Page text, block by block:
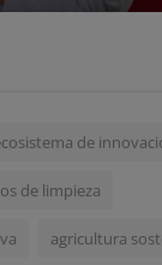
de
de limpieza
agricultura